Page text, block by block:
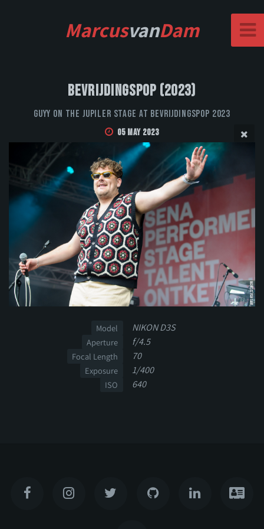
MarcusvanDam
Bevrijdingspop (2023)
GUYY on the Jupiler stage at Bevrijdingspop 2023
05 May 2023
Model NIKON D3S
Aperture f/4.5
Focal Length 70
Exposure 1/400
ISO 640